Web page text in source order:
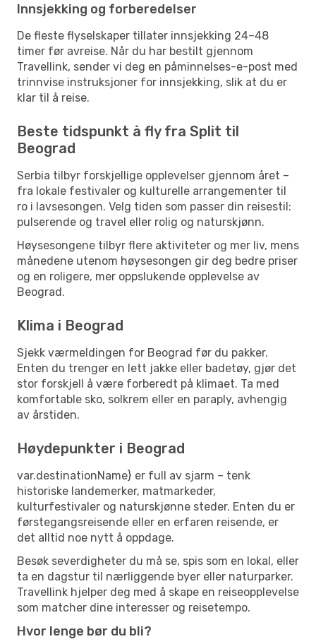
Innsjekking og forberedelser
De fleste flyselskaper tillater innsjekking 24–48
timer før avreise. Når du har bestilt gjennom
Travellink, sender vi deg en påminnelses-e-post med
trinnvise instruksjoner for innsjekking, slik at du er
klar til å reise.
Beste tidspunkt å fly fra Split til
Beograd
Serbia tilbyr forskjellige opplevelser gjennom året –
fra lokale festivaler og kulturelle arrangementer til
ro i lavsesongen. Velg tiden som passer din reisestil:
pulserende og travel eller rolig og naturskjønn.
Høysesongene tilbyr flere aktiviteter og mer liv, mens
månedene utenom høysesongen gir deg bedre priser
og en roligere, mer oppslukende opplevelse av
Beograd.
Klima i Beograd
Sjekk værmeldingen for Beograd før du pakker.
Enten du trenger en lett jakke eller badetøy, gjør det
stor forskjell å være forberedt på klimaet. Ta med
komfortable sko, solkrem eller en paraply, avhengig
av årstiden.
Høydepunkter i Beograd
var.destinationName} er full av sjarm – tenk
historiske landemerker, matmarkeder,
kulturfestivaler og naturskjønne steder. Enten du er
førstegangsreisende eller en erfaren reisende, er
det alltid noe nytt å oppdage.
Besøk severdigheter du må se, spis som en lokal, eller
ta en dagstur til nærliggende byer eller naturparker.
Travellink hjelper deg med å skape en reiseopplevelse
som matcher dine interesser og reisetempo.
Hvor lenge bør du bli?